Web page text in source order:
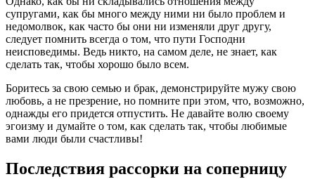
супругами, как бы много между ними ни было проблем и
недомолвок, как часто бы они ни изменяли друг другу,
следует помнить всегда о том, что пути Господни
неисповедимы. Ведь никто, на самом деле, не знает, как
сделать так, чтобы хорошо было всем.
Боритесь за свою семью и брак, демонстрируйте мужу свою
любовь, а не презрение, но помните при этом, что, возможно,
однажды его придется отпустить. Не давайте волю своему
эгоизму и думайте о том, как сделать так, чтобы любимые
вами люди были счастливы!
Последствия рассорки на соперницу